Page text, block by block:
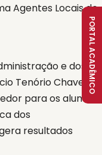
PORTAL ACADÊMICO
Agentes Locais de
e dos
Tenório Chaves, o
para os alunos,
dos
resultados